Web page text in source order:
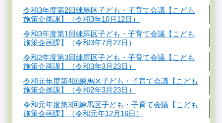
令和3年度第2回練馬区子ども・子育て会議【こども
施策企画課】（令和3年10月12日）
令和3年度第1回練馬区子ども・子育て会議【こども
施策企画課】（令和3年7月27日）
令和2年度第3回練馬区子ども・子育て会議【こども
施策企画課】（令和3年3月23日）
令和元年度第4回練馬区子ども・子育て会議【こども
施策企画課】（令和2年3月23日）
令和元年度第3回練馬区子ども・子育て会議【こども
施策企画課】（令和元年12月16日）